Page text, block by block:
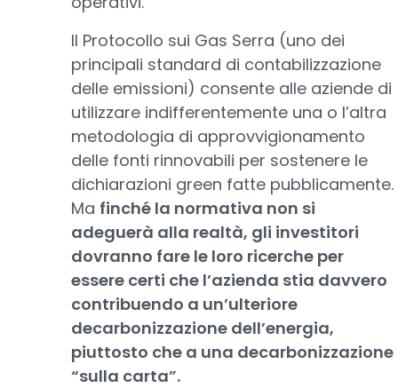
Il Protocollo sui Gas Serra (uno dei
principali standard di contabilizzazione
delle emissioni) consente alle aziende di
utilizzare indifferentemente una o l’altra
metodologia di approvvigionamento
delle fonti rinnovabili per sostenere le
dichiarazioni green fatte pubblicamente.
Ma finché la normativa non si
adeguerà alla realtà, gli investitori
dovranno fare le loro ricerche per
essere certi che l’azienda stia davvero
contribuendo a un’ulteriore
decarbonizzazione dell’energia,
piuttosto che a una decarbonizzazione
“sulla carta”.